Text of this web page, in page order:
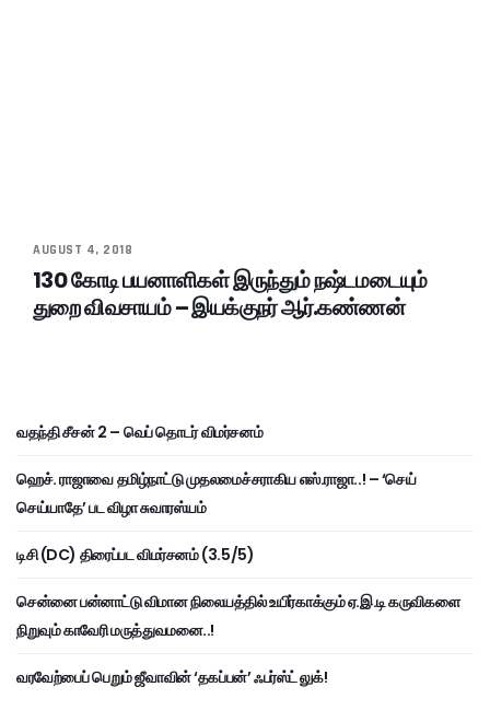
AUGUST 4, 2018
130 கோடி பயனாளிகள் இருந்தும் நஷ்டமடையும்
துறை விவசாயம் – இயக்குநர் ஆர்.கண்ணன்
வதந்தி சீசன் 2 – வெப் தொடர் விமர்சனம்
ஹெச். ராஜாவை தமிழ்நாட்டு முதலமைச்சராகிய எஸ்.ராஜா..! – ‘செய்
செய்யாதே’ பட விழா சுவாரஸ்யம்
டிசி (DC) திரைப்பட விமர்சனம் (3.5/5)
சென்னை பன்னாட்டு விமான நிலையத்தில் உயிர்காக்கும் ஏ.இ.டி கருவிகளை
நிறுவும் காவேரி மருத்துவமனை..!
வரவேற்பைப் பெறும் ஜீவாவின் ‘தகப்பன்’ ஃபர்ஸ்ட் லுக்!